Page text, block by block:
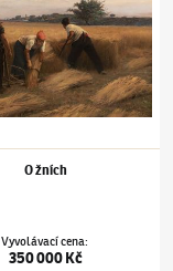
O žních
Vyvolávací cena:
350 000 Kč